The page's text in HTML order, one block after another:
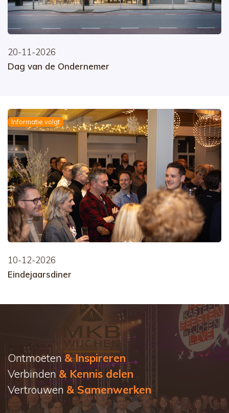
20-11-2026
Dag van de Ondernemer
Informatie volgt
10-12-2026
Eindejaarsdiner
Ontmoeten & Inspireren
Verbinden & Kennis delen
Vertrouwen & Samenwerken